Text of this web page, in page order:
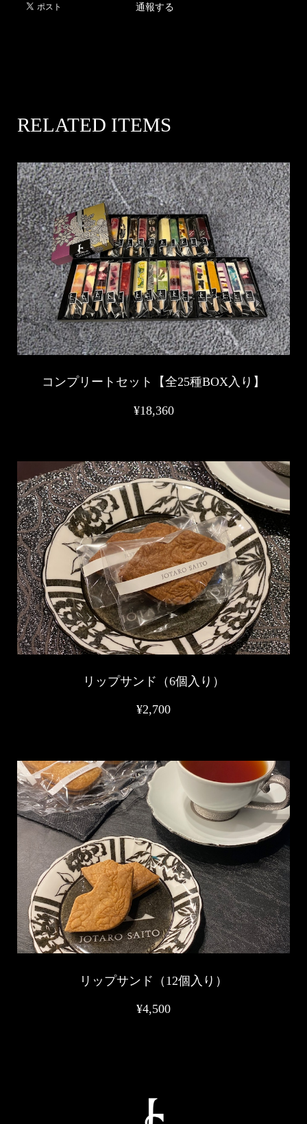
通報する
RELATED ITEMS
コンプリートセット【全25種BOX入り】
¥18,360
リップサンド（6個入り）
¥2,700
リップサンド（12個入り）
¥4,500